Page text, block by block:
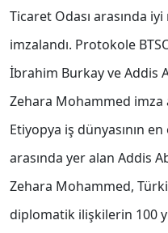
Ticaret Odası arasında
imzalandı. Protokole
İbrahim Burkay ve Addis
Zehara Mohammed imza
Etiyopya iş dünyasının
arasında yer alan Addis
Zehara Mohammed,
diplomatik ilişkilerin 100